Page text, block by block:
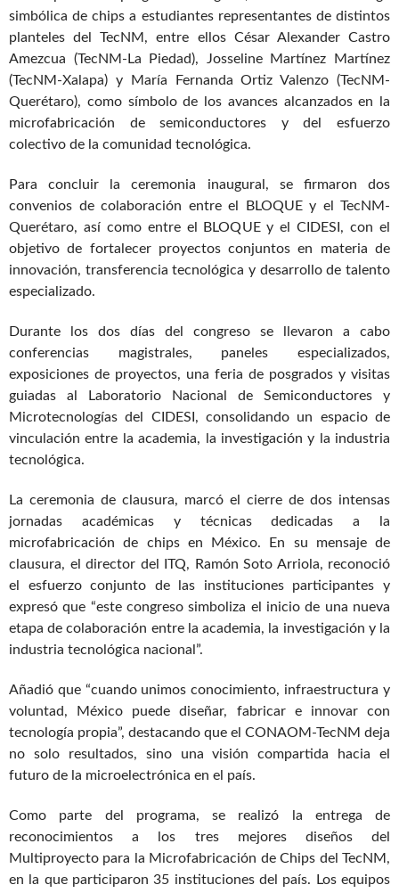
simbólica de chips a estudiantes representantes de distintos
planteles del TecNM, entre ellos César Alexander Castro
Amezcua (TecNM-La Piedad), Josseline Martínez Martínez
(TecNM-Xalapa) y María Fernanda Ortiz Valenzo (TecNM-
Querétaro), como símbolo de los avances alcanzados en la
microfabricación de semiconductores y del esfuerzo
colectivo de la comunidad tecnológica.
Para concluir la ceremonia inaugural, se firmaron dos
convenios de colaboración entre el BLOQUE y el TecNM-
Querétaro, así como entre el BLOQUE y el CIDESI, con el
objetivo de fortalecer proyectos conjuntos en materia de
innovación, transferencia tecnológica y desarrollo de talento
especializado.
Durante los dos días del congreso se llevaron a cabo
conferencias magistrales, paneles especializados,
exposiciones de proyectos, una feria de posgrados y visitas
guiadas al Laboratorio Nacional de Semiconductores y
Microtecnologías del CIDESI, consolidando un espacio de
vinculación entre la academia, la investigación y la industria
tecnológica.
La ceremonia de clausura, marcó el cierre de dos intensas
jornadas académicas y técnicas dedicadas a la
microfabricación de chips en México. En su mensaje de
clausura, el director del ITQ, Ramón Soto Arriola, reconoció
el esfuerzo conjunto de las instituciones participantes y
expresó que “este congreso simboliza el inicio de una nueva
etapa de colaboración entre la academia, la investigación y la
industria tecnológica nacional”.
Añadió que “cuando unimos conocimiento, infraestructura y
voluntad, México puede diseñar, fabricar e innovar con
tecnología propia”, destacando que el CONAOM-TecNM deja
no solo resultados, sino una visión compartida hacia el
futuro de la microelectrónica en el país.
Como parte del programa, se realizó la entrega de
reconocimientos a los tres mejores diseños del
Multiproyecto para la Microfabricación de Chips del TecNM,
en la que participaron 35 instituciones del país. Los equipos